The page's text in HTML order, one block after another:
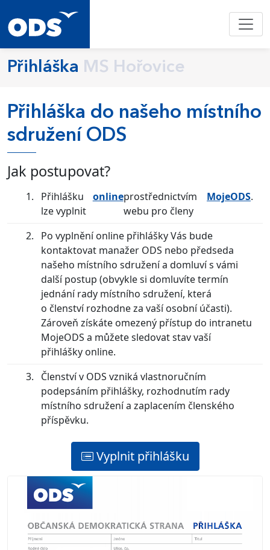
Přihláška MS Hořovice
Přihláška do našeho místního
sdružení ODS
Jak postupovat?
Přihlášku
lze vyplnit
onlineprostřednictvím
webu pro členy
MojeODS.
Po vyplnění online přihlášky Vás bude
kontaktovat manažer ODS nebo předseda
našeho místního sdružení a domluví s vámi
další postup (obvykle si domluvíte termín
jednání rady místního sdružení, která
o členství rozhodne za vaší osobní účasti).
Zároveň získáte omezený přístup do intranetu
MojeODS a můžete sledovat stav vaší
přihlášky online.
Členství v ODS vzniká vlastnoručním
podepsáním přihlášky, rozhodnutím rady
místního sdružení a zaplacením členského
příspěvku.
Vyplnit přihlášku